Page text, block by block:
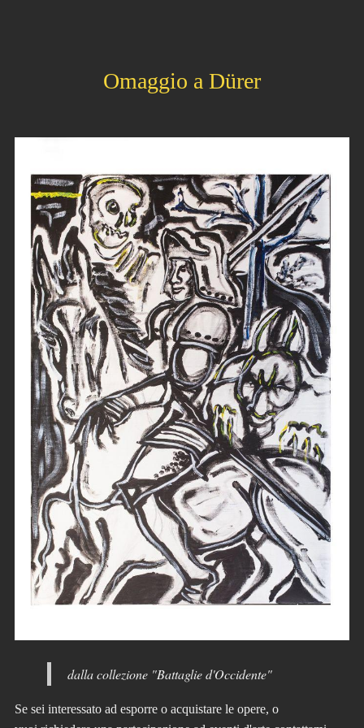
Omaggio a Dürer
dalla collezione "Battaglie d'Occidente"
Se sei interessato ad esporre o acquistare le opere, o